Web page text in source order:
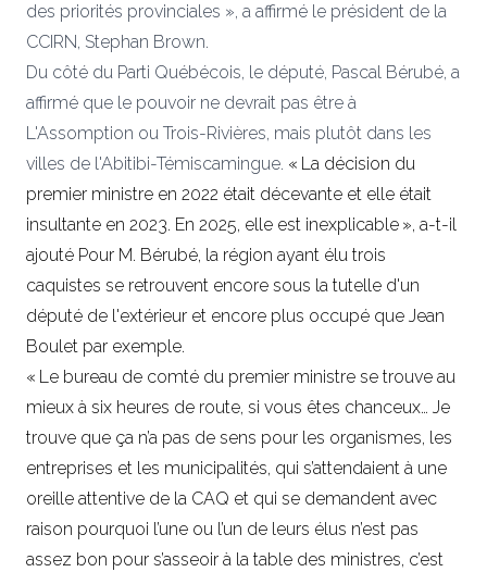
des priorités provinciales », a affirmé le président de la
CCIRN, Stephan Brown.
Du côté du Parti Québécois, le député, Pascal Bérubé, a
affirmé que le pouvoir ne devrait pas être à
L'Assomption ou Trois-Rivières, mais plutôt dans les
villes de l'Abitibi-Témiscamingue. « La décision du
premier ministre en 2022 était décevante et elle était
insultante en 2023. En 2025, elle est inexplicable », a-t-il
ajouté Pour M. Bérubé, la région ayant élu trois
caquistes se retrouvent encore sous la tutelle d'un
député de l'extérieur et encore plus occupé que Jean
Boulet par exemple.
« Le bureau de comté du premier ministre se trouve au
mieux à six heures de route, si vous êtes chanceux… Je
trouve que ça n’a pas de sens pour les organismes, les
entreprises et les municipalités, qui s’attendaient à une
oreille attentive de la CAQ et qui se demandent avec
raison pourquoi l’une ou l’un de leurs élus n’est pas
assez bon pour s’asseoir à la table des ministres, c’est